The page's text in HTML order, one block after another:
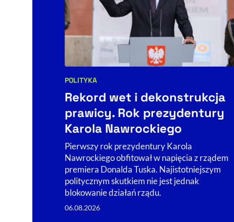
Kategorie artykułu:
POLITYKA
Rekord wet i dekonstrukcja
prawicy. Rok prezydentury
Karola Nawrockiego
Pierwszy rok prezydentury Karola
Nawrockiego obfitował w napięcia z rządem
premiera Donalda Tuska. Najistotniejszym
politycznym skutkiem nie jest jednak
blokowanie działań rządu.
06.08.2026